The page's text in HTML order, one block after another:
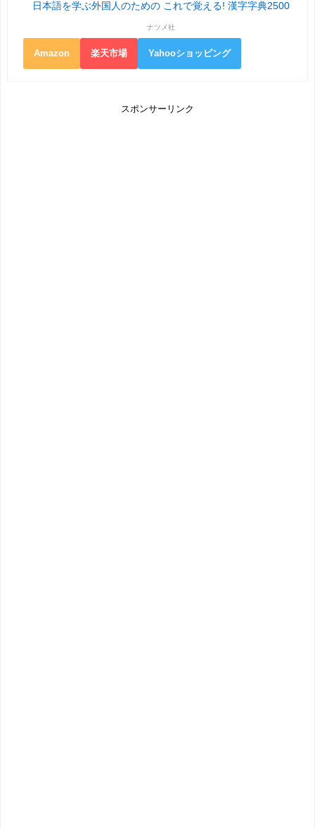
日本語を学ぶ外国人のための これで覚える! 漢字字典2500
ナツメ社
Amazon 楽天市場 Yahooショッピング
スポンサーリンク